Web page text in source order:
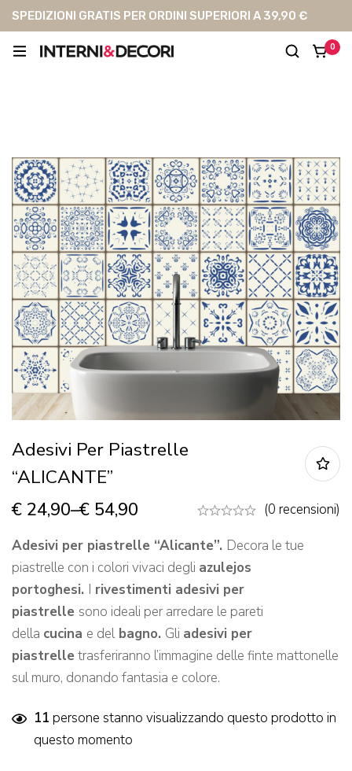
SPEDIZIONI GRATIS PER ORDINI SUPERIORI A 39,90 €
0
Adesivi Per Piastrelle
“ALICANTE”
€ 24,90–€ 54,90
(0 recensioni)
Adesivi per piastrelle “Alicante”. Decora le tue
piastrelle con i colori vivaci degli azulejos
portoghesi. I rivestimenti adesivi per
piastrelle sono ideali per arredare le pareti
della cucina e delbagno. Gli adesivi per
piastrelle trasferiranno l’immagine delle finte mattonelle
sul muro, donando fantasia e colore.
11 persone stanno visualizzando questo prodotto in
questo momento